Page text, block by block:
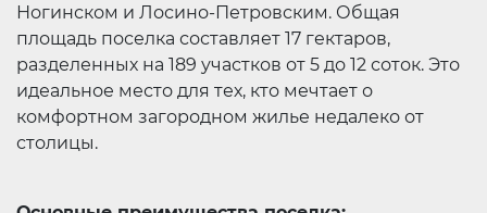
Ногинском и Лосино-Петровским. Общая
площадь поселка составляет 17 гектаров,
разделенных на 189 участков от 5 до 12 соток. Это
идеальное место для тех, кто мечтает о
комфортном загородном жилье недалеко от
столицы.